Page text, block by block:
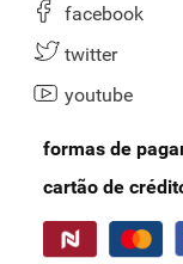
consciente e delicioso.
Faça seu pedido no
Belo Horizonte e
Supernosso é
saudáveis:
facebook
twitter
youtube
formas de
cartão de